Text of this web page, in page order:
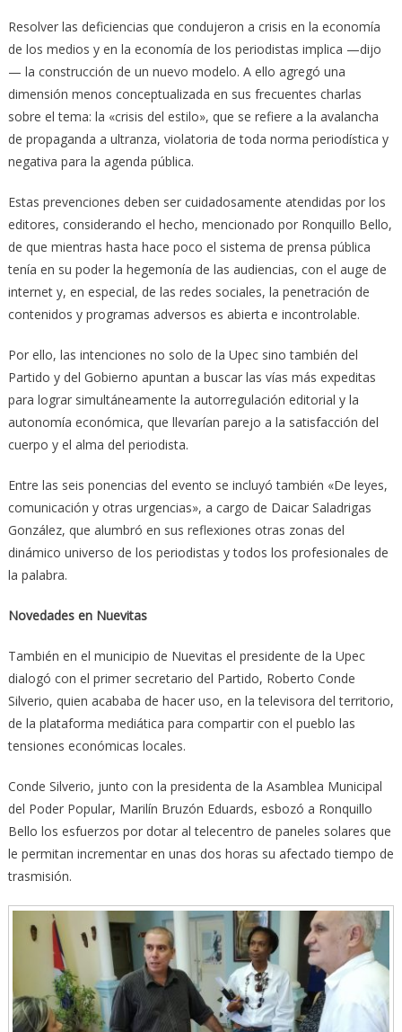
Resolver las deficiencias que condujeron a crisis en la economía
de los medios y en la economía de los periodistas implica —dijo
— la construcción de un nuevo modelo. A ello agregó una
dimensión menos conceptualizada en sus frecuentes charlas
sobre el tema: la «crisis del estilo», que se refiere a la avalancha
de propaganda a ultranza, violatoria de toda norma periodística y
negativa para la agenda pública.
Estas prevenciones deben ser cuidadosamente atendidas por los
editores, considerando el hecho, mencionado por Ronquillo Bello,
de que mientras hasta hace poco el sistema de prensa pública
tenía en su poder la hegemonía de las audiencias, con el auge de
internet y, en especial, de las redes sociales, la penetración de
contenidos y programas adversos es abierta e incontrolable.
Por ello, las intenciones no solo de la Upec sino también del
Partido y del Gobierno apuntan a buscar las vías más expeditas
para lograr simultáneamente la autorregulación editorial y la
autonomía económica, que llevarían parejo a la satisfacción del
cuerpo y el alma del periodista.
Entre las seis ponencias del evento se incluyó también «De leyes,
comunicación y otras urgencias», a cargo de Daicar Saladrigas
González, que alumbró en sus reflexiones otras zonas del
dinámico universo de los periodistas y todos los profesionales de
la palabra.
Novedades en Nuevitas
También en el municipio de Nuevitas el presidente de la Upec
dialogó con el primer secretario del Partido, Roberto Conde
Silverio, quien acababa de hacer uso, en la televisora del territorio,
de la plataforma mediática para compartir con el pueblo las
tensiones económicas locales.
Conde Silverio, junto con la presidenta de la Asamblea Municipal
del Poder Popular, Marilín Bruzón Eduards, esbozó a Ronquillo
Bello los esfuerzos por dotar al telecentro de paneles solares que
le permitan incrementar en unas dos horas su afectado tiempo de
trasmisión.